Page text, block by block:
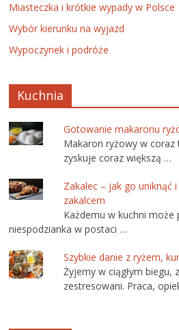
Miasteczka i krótkie wypady w Polsce
Wybór kierunku na wyjazd
Wypoczynek i podróże
Kuchnia
Gotowanie makaronu
Makaron ryżowy w coraz
zyskuje coraz większą …
Zakalec – jak go uniknąć
zakalcem
Każdemu w kuchni może
niespodzianka w postaci …
Szybkie danie z ryżem,
Żyjemy w ciągłym biegu,
zestresowani. Praca,